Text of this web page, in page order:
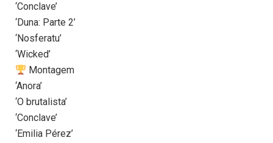
‘Conclave’
‘Duna: Parte 2’
‘Nosferatu’
‘Wicked’
Montagem
‘Anora’
‘O brutalista’
‘Conclave’
‘Emilia Pérez’